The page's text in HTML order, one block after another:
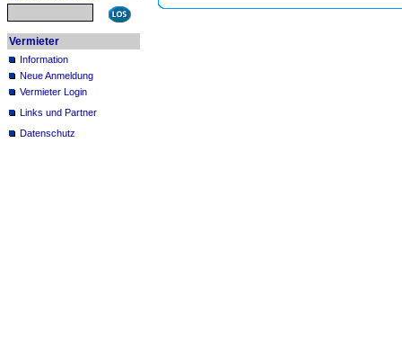
Vermieter
Information
Neue Anmeldung
Vermieter Login
Links und Partner
Datenschutz